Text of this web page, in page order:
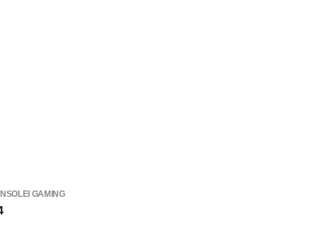
GAMING